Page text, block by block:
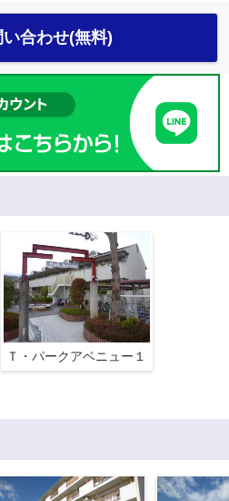
い合わせ(無料)
Ｔ・パークアベニュー１